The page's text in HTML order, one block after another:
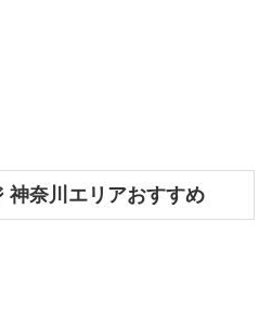
神奈川エリアおすすめ